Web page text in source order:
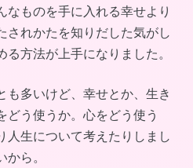
なものを手に入れる幸せより
されかたを知りだした気がし
方法が上手になりました。
も多いけど、幸せとか、生き
どう使うか。心をどう使う
人生について考えたりしまし
ら。